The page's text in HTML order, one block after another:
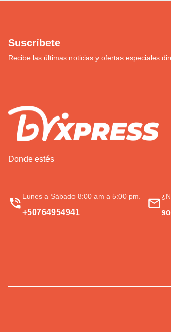
Suscríbete
Recibe las últimas noticias y ofertas especiales
Donde estés
Lunes a Sábado 8:00 am a 5:00 pm.
+50764954941